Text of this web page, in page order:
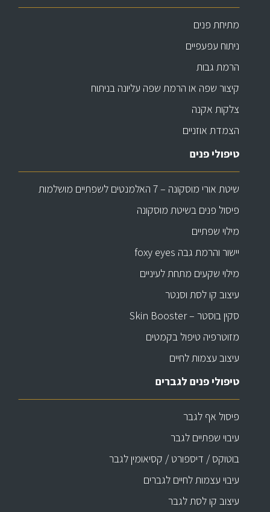
מתיחת פנים
ניתוח עפעפיים
הרמת גבות
קיצור שפה או הרמת שפה עליונה בניתוח
צלקות אקנה
הצמדת אוזניים
טיפולי פנים
שיטת אורי מוסקונה – 7 האלמנטים לשפתיים מושלמות
פיסול פנים בשיטת מוסקונה
מילוי שפתיים
יישור והרמת גבה foxy eyes
מילוי שקעים מתחת לעיניים
עיצוב קו לסת וסנטר
סקין בוסטר – Skin Booster
מזוטרפיה טיפול בקמטים
עיצוב עצמות לחיים
טיפולי פנים לגברים
פיסול אף לגבר
עיבוי שפתיים לגבר
בוטוקס / דיספורט / קסיאומין לגבר
עיבוי עצמות לחיים לגברים
עיצוב קו לסת לגבר